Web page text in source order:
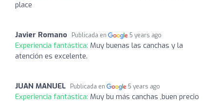
place
Javier Romano Publicada en 5 years ago
Experiencia fantástica: Muy buenas las canchas y la
atención es excelente.
JUAN MANUEL Publicada en 5 years ago
Experiencia fantástica: Muy bu más canchas ,buen precio